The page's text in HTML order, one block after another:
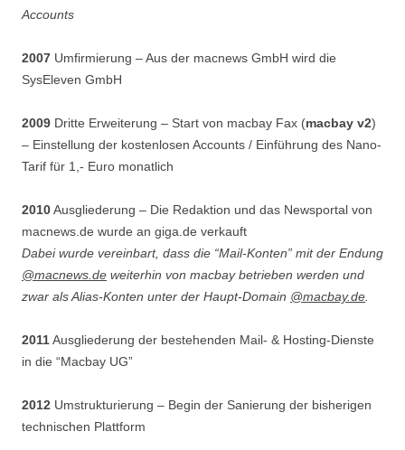
Accounts
2007 Umfirmierung – Aus der macnews GmbH wird die
SysEleven GmbH
2009 Dritte Erweiterung – Start von macbay Fax (macbay v2)
– Einstellung der kostenlosen Accounts / Einführung des Nano-
Tarif für 1,- Euro monatlich
2010Ausgliederung – Die Redaktion und das Newsportal von
macnews.de wurde an giga.de verkauft
Dabei wurde vereinbart, dass die “Mail-Konten” mit der Endung
@macnews.de weiterhin von macbay betrieben werden und
zwar als Alias-Konten unter der Haupt-Domain @macbay.de
2011Ausgliederung der bestehenden Mail- & Hosting-Dienste
in die “Macbay UG”
2012 Umstrukturierung – Begin der Sanierung der bisherigen
technischen Plattform